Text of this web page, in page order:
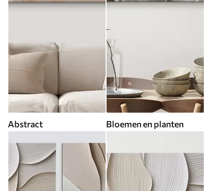
Abstract Bloemen en planten